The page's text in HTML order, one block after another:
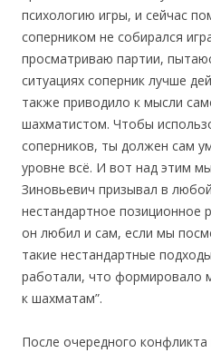
психологию игры, и сейчас
соперником не собирался
просматриваю партии,
ситуациях соперник лучше
также приводило к мысли
шахматистом. Чтобы
соперников, ты должен сам
уровне всё. И вот над этим
Зиновьевич призывал в
нестандартное позиционное
он любил и сам, если мы
такие нестандартные
работали, что формировало
к шахматам”.
После очередного